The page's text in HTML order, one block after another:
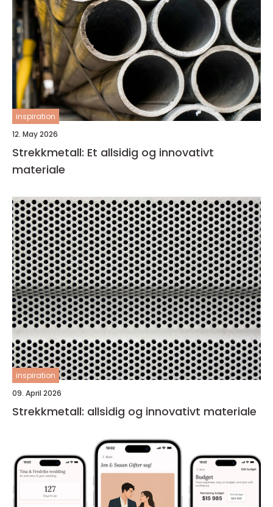
inspiration
12. May 2026
Strekkmetall: Et allsidig og innovativt
materiale
inspiration
09. April 2026
Strekkmetall: allsidig og innovativt materiale